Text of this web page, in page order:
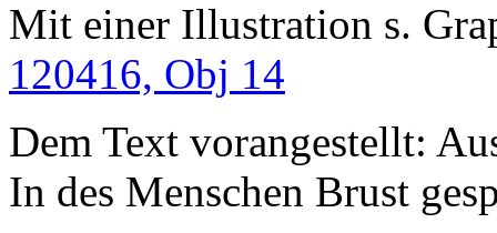
Mit einer Illustration s.
120416, Obj 14
Dem Text vorangestellt:
In des Menschen Brust